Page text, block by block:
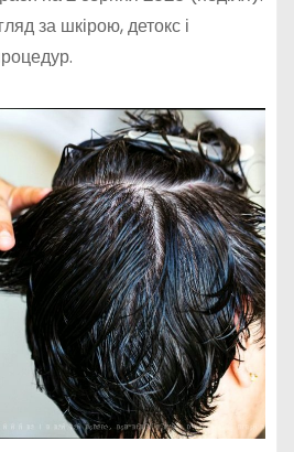
за шкірою, детокс і